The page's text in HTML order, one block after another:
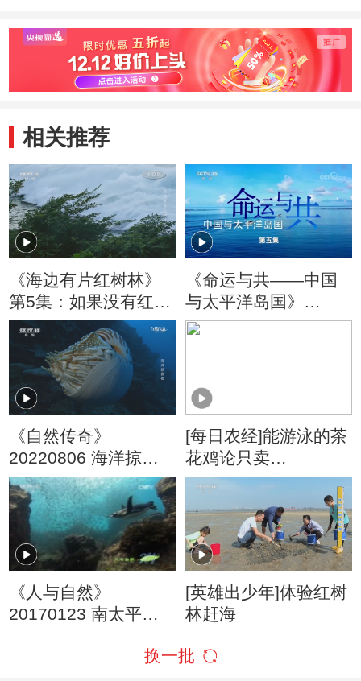
相关推荐
《海边有片红树林》
第5集：如果没有红树
林 陆地将与海洋“短兵
相接”
《命运与共——中国
与太平洋岛国》
20181126
《自然传奇》
20220806 海洋掠食
者
[每日农经]能游泳的茶
花鸡论只卖
(20160113)
《人与自然》
20170123 南太平洋-
[英雄出少年]体验红树
林赶海
换一批